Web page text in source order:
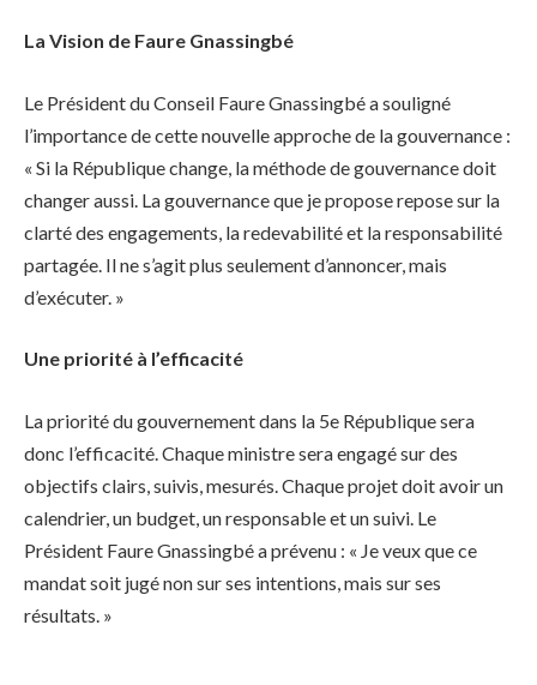
La Vision de Faure Gnassingbé
Le Président du Conseil Faure Gnassingbé a souligné
l’importance de cette nouvelle approche de la gouvernance :
« Si la République change, la méthode de gouvernance doit
changer aussi. La gouvernance que je propose repose sur la
clarté des engagements, la redevabilité et la responsabilité
partagée. Il ne s’agit plus seulement d’annoncer, mais
d’exécuter. »
Une priorité à l’efficacité
La priorité du gouvernement dans la 5e République sera
donc l’efficacité. Chaque ministre sera engagé sur des
objectifs clairs, suivis, mesurés. Chaque projet doit avoir un
calendrier, un budget, un responsable et un suivi. Le
Président Faure Gnassingbé a prévenu : « Je veux que ce
mandat soit jugé non sur ses intentions, mais sur ses
résultats. »